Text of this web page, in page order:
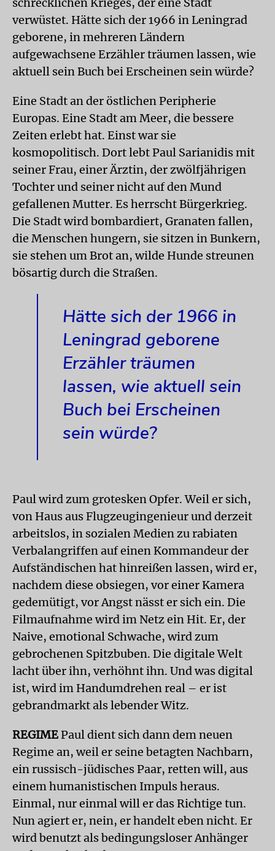
verwüstet. Hätte sich der 1966 in Leningrad
geborene, in mehreren Ländern
aufgewachsene Erzähler träumen lassen, wie
aktuell sein Buch bei Erscheinen sein würde?
Eine Stadt an der östlichen Peripherie
Europas. Eine Stadt am Meer, die bessere
Zeiten erlebt hat. Einst war sie
kosmopolitisch. Dort lebt Paul Sarianidis mit
seiner Frau, einer Ärztin, der zwölfjährigen
Tochter und seiner nicht auf den Mund
gefallenen Mutter. Es herrscht Bürgerkrieg.
Die Stadt wird bombardiert, Granaten fallen,
die Menschen hungern, sie sitzen in Bunkern,
sie stehen um Brot an, wilde Hunde streunen
bösartig durch die Straßen.
Hätte sich der 1966 in
Leningrad geborene
Erzähler träumen
lassen, wie aktuell sein
Buch bei Erscheinen
sein würde?
Paul wird zum grotesken Opfer. Weil er sich,
von Haus aus Flugzeugingenieur und derzeit
arbeitslos, in sozialen Medien zu rabiaten
Verbalangriffen auf einen Kommandeur der
Aufständischen hat hinreißen lassen, wird er,
nachdem diese obsiegen, vor einer Kamera
gedemütigt, vor Angst nässt er sich ein. Die
Filmaufnahme wird im Netz ein Hit. Er, der
Naive, emotional Schwache, wird zum
gebrochenen Spitzbuben. Die digitale Welt
lacht über ihn, verhöhnt ihn. Und was digital
ist, wird im Handumdrehen real – er ist
gebrandmarkt als lebender Witz.
REGIME Paul dient sich dann dem neuen
Regime an, weil er seine betagten Nachbarn,
ein russisch-jüdisches Paar, retten will, aus
einem humanistischen Impuls heraus.
Einmal, nur einmal will er das Richtige tun.
Nun agiert er, nein, er handelt eben nicht. Er
wird benutzt als bedingungsloser Anhänger